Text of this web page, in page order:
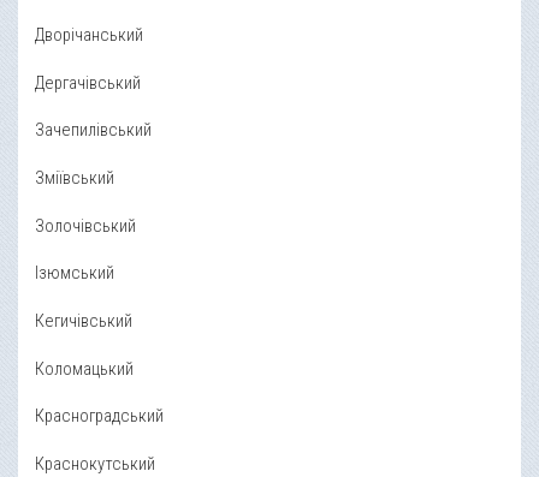
Дворічанський
Дергачівський
Зачепилівський
Зміївський
Золочівський
Ізюмський
Кегичівський
Коломацький
Красноградський
Краснокутський